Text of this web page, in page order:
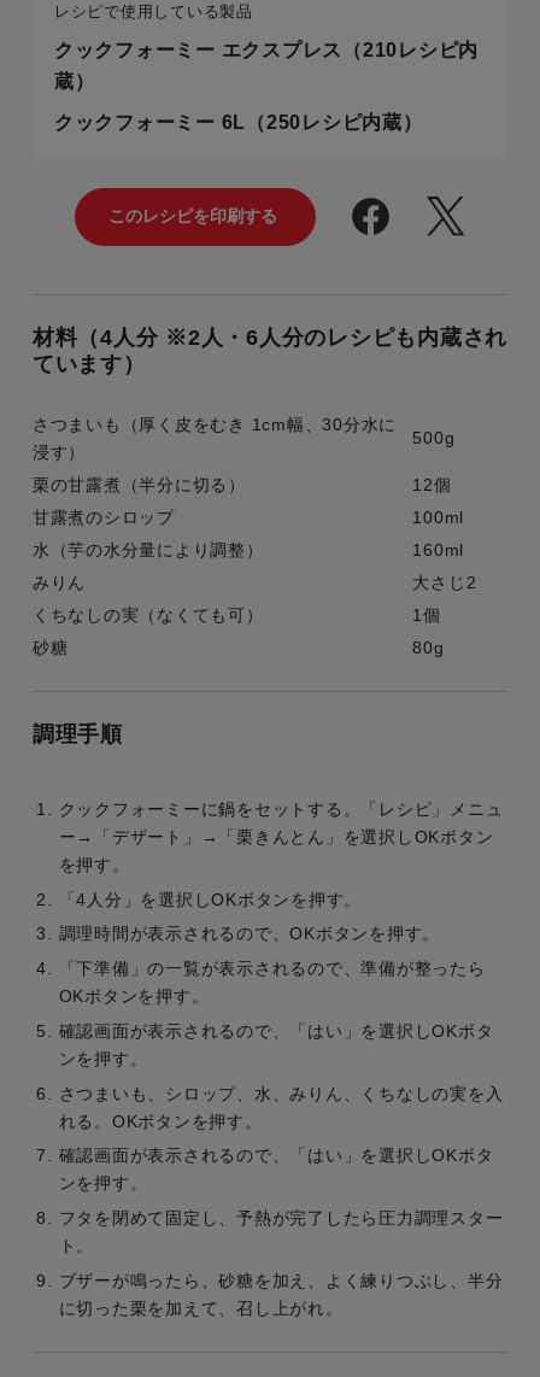
レシピで使用している製品
クックフォーミー エクスプレス（210レシピ内
蔵）
クックフォーミー 6L（250レシピ内蔵）
材料（4人分 ※2人・6人分のレシピも内蔵され
ています）
さつまいも（厚く皮をむき 1cm幅、30分水に
浸す）
500g
栗の甘露煮（半分に切る）
12個
甘露煮のシロップ
100ml
水（芋の水分量により調整）
160ml
みりん
大さじ2
くちなしの実（なくても可）
1個
砂糖
80g
調理手順
クックフォーミーに鍋をセットする。「レシピ」メニュ
ー→「デザート」→「栗きんとん」を選択しOKボタン
を押す。
「4人分」を選択しOKボタンを押す。
調理時間が表示されるので、OKボタンを押す。
「下準備」の一覧が表示されるので、準備が整ったら
OKボタンを押す。
確認画面が表示されるので、「はい」を選択しOKボタ
ンを押す。
さつまいも、シロップ、水、みりん、くちなしの実を入
れる。OKボタンを押す。
確認画面が表示されるので、「はい」を選択しOKボタ
ンを押す。
フタを閉めて固定し、予熱が完了したら圧力調理スター
ト。
ブザーが鳴ったら、砂糖を加え、よく練りつぶし、半分
に切った栗を加えて、召し上がれ。